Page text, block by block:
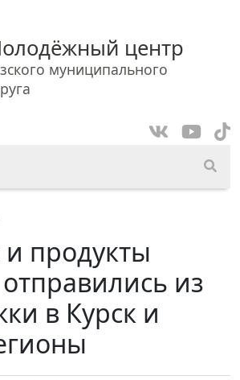
центр
муниципального
продукты
из
в Курск и